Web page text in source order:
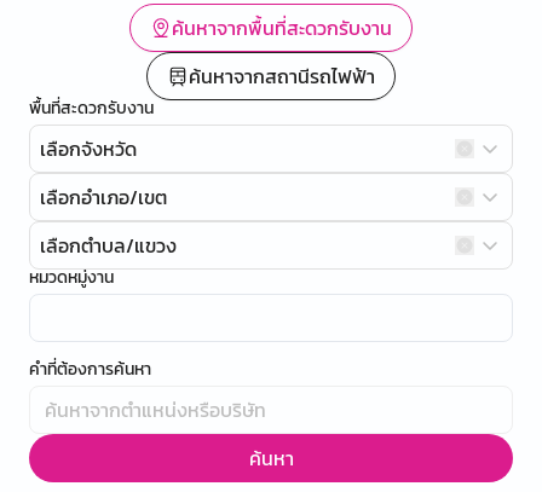
ค้นหาจากพื้นที่สะดวกรับงาน
ค้นหาจากสถานีรถไฟฟ้า
พื้นที่สะดวกรับงาน
เลือกจังหวัด
เลือกอำเภอ/เขต
เลือกตำบล/แขวง
หมวดหมู่งาน
คำที่ต้องการค้นหา
ค้นหา